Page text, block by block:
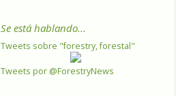
Se está hablando...
Tweets sobre "forestry, forestal"
Tweets por @ForestryNews